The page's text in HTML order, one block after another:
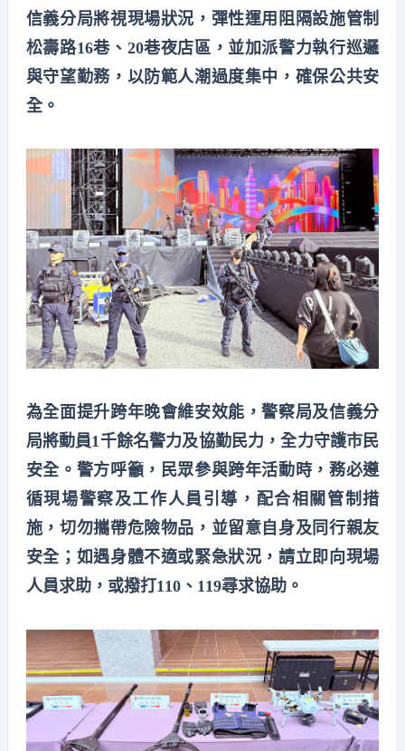
信義分局將視現場狀況，彈性運用阻隔設施管制
松壽路16巷、20巷夜店區，並加派警力執行巡邏
與守望勤務，以防範人潮過度集中，確保公共安
全。
為全面提升跨年晚會維安效能，警察局及信義分
局將動員1千餘名警力及協勤民力，全力守護市民
安全。警方呼籲，民眾參與跨年活動時，務必遵
循現場警察及工作人員引導，配合相關管制措
施，切勿攜帶危險物品，並留意自身及同行親友
安全；如遇身體不適或緊急狀況，請立即向現場
人員求助，或撥打110、119尋求協助。